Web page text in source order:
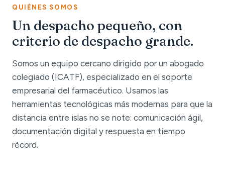
QUIÉNES SOMOS
Un despacho pequeño, con
criterio de despacho grande.
Somos un equipo cercano dirigido por un abogado
colegiado (ICATF), especializado en el soporte
empresarial del farmacéutico. Usamos las
herramientas tecnológicas más modernas para que la
distancia entre islas no se note: comunicación ágil,
documentación digital y respuesta en tiempo
récord.